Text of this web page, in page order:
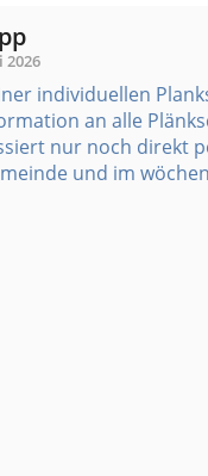
2026
individuellen
an alle
nur noch direkt
und im